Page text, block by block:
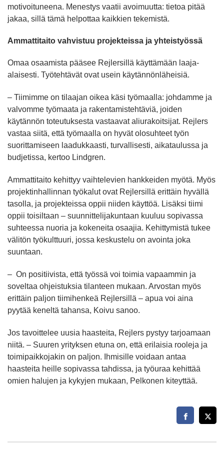
motivoituneena. Menestys vaatii avoimuutta: tietoa pitää
jakaa, sillä tämä helpottaa kaikkien tekemistä.
Ammattitaito vahvistuu projekteissa ja yhteistyössä
Omaa osaamista pääsee Rejlersillä käyttämään laaja-
alaisesti. Työtehtävät ovat usein käytännönläheisiä.
– Tiimimme on tilaajan oikea käsi työmaalla: johdamme ja
valvomme työmaata ja rakentamistehtäviä, joiden
käytännön toteutuksesta vastaavat aliurakoitsijat. Rejlers
vastaa siitä, että työmaalla on hyvät olosuhteet työn
suorittamiseen laadukkaasti, turvallisesti, aikataulussa ja
budjetissa, kertoo Lindgren.
Ammattitaito kehittyy vaihtelevien hankkeiden myötä. Myös
projektinhallinnan työkalut ovat Rejlersillä erittäin hyvällä
tasolla, ja projekteissa oppii niiden käyttöä. Lisäksi tiimi
oppii toisiltaan – suunnittelijakuntaan kuuluu sopivassa
suhteessa nuoria ja kokeneita osaajia. Kehittymistä tukee
välitön työkulttuuri, jossa keskustelu on avointa joka
suuntaan.
– On positiivista, että työssä voi toimia vapaammin ja
soveltaa ohjeistuksia tilanteen mukaan. Arvostan myös
erittäin paljon tiimihenkeä Rejlersillä – apua voi aina
pyytää keneltä tahansa, Koivu sanoo.
Jos tavoittelee uusia haasteita, Rejlers pystyy tarjoamaan
niitä. – Suuren yrityksen etuna on, että erilaisia rooleja ja
toimipaikkojakin on paljon. Ihmisille voidaan antaa
haasteita heille sopivassa tahdissa, ja työuraa kehittää
omien halujen ja kykyjen mukaan, Pelkonen kiteyttää.